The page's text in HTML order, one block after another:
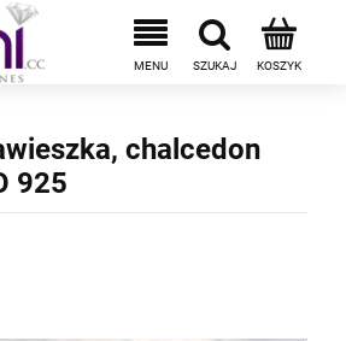
chalcedon
925